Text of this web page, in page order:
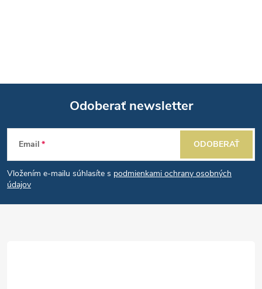
c
i
e
Z
á
p
Odoberať newsletter
Email
Vložením e-mailu súhlasíte s podmienkami ochrany osobných
údajov
ODOBERAŤ